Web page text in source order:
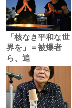
「核なき平和な世
界を」＝被爆者
ら、追